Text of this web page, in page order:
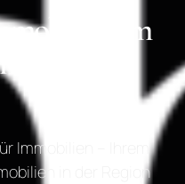
im
Immobilien – Ihrem
in der Region